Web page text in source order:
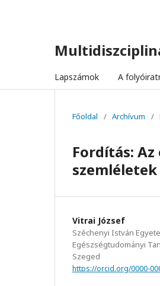
Lapszámok A
Főoldal / Archívum /
Fordítás:
Vitrai József
Széchenyi István
Egészségtudományi
Szeged
https://orcid.org/0000-